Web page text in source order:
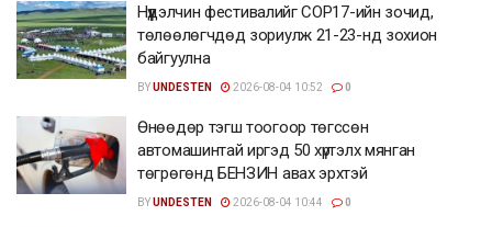
Нүүдэлчин фестивалийг COP17-ийн зочид,
төлөөлөгчдөд зориулж 21-23-нд зохион
байгуулна
BYUNDESTEN 2026-08-04 10:52 0
Өнөөдөр тэгш тоогоор төгссөн
автомашинтай иргэд 50 хүртэлх мянган
төгрөгөнд БЕНЗИН авах эрхтэй
BYUNDESTEN 2026-08-04 10:44 0